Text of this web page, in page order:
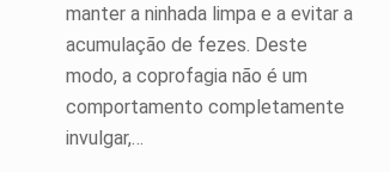
manter a ninhada limpa e a evitar a
acumulação de fezes. Deste
modo, a coprofagia não é um
comportamento completamente
invulgar,…